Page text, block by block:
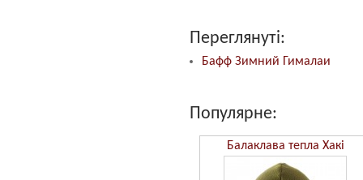
Переглянуті:
Бафф Зимний Гималаи
Популярне:
Балаклава тепла Хакі